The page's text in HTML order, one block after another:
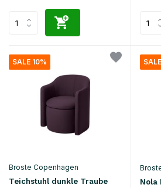
SALE 10%
Broste Copenhagen
Teichstuhl dunkle Traube
Nola